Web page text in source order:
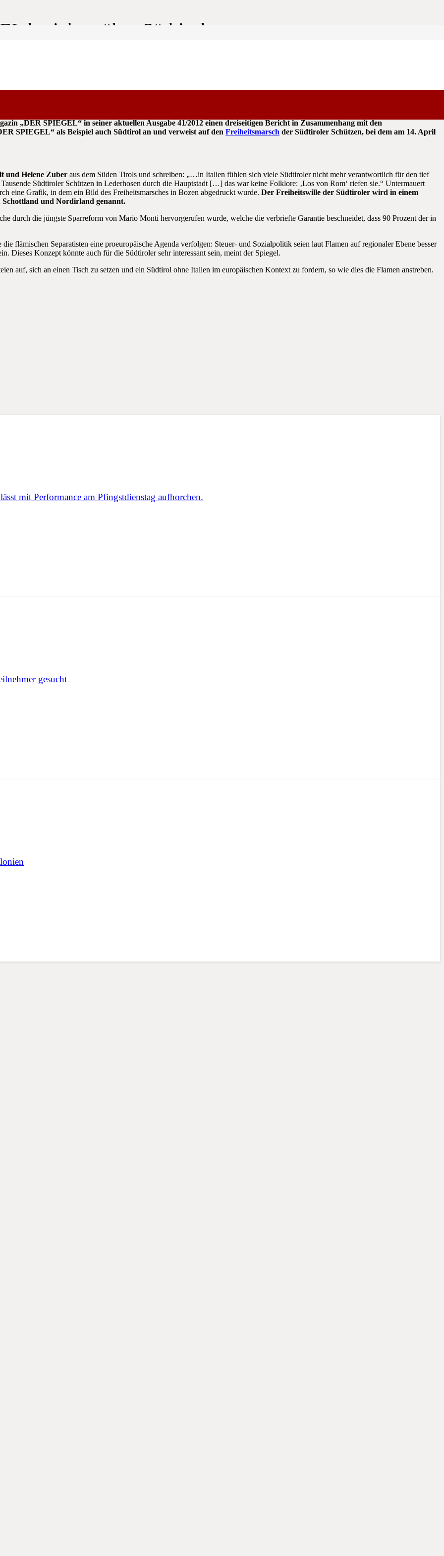
berichtet über Südtirol
„DER SPIEGEL“ in seiner aktuellen Ausgabe 41/2012 einen dreiseitigen Bericht in Zusammenhang mit den
SPIEGEL“ als Beispiel auch Südtirol an und verweist auf den Freiheitsmarsch der Südtiroler Schützen, bei dem am 14. April
und Helene Zuber aus dem Süden Tirols und schreiben: „…in Italien fühlen sich viele Südtiroler nicht mehr verantwortlich für den tief
Südtiroler Schützen in Lederhosen durch die Hauptstadt […] das war keine Folklore: ‚Los von Rom‘ riefen sie.“ Untermauert
eine Grafik, in dem ein Bild des Freiheitsmarsches in Bozen abgedruckt wurde. Der Freiheitswille der Südtiroler wird in einem
Schottland und Nordirland genannt.
durch die jüngste Sparreform von Mario Monti hervorgerufen wurde, welche die verbriefte Garantie beschneidet, dass 90 Prozent der in
die flämischen Separatisten eine proeuropäische Agenda verfolgen: Steuer- und Sozialpolitik seien laut Flamen auf regionaler Ebene besser
Dieses Konzept könnte auch für die Südtiroler sehr interessant sein, meint der Spiegel.
auf, sich an einen Tisch zu setzen und ein Südtirol ohne Italien im europäischen Kontext zu fordern, so wie dies die Flamen anstreben.
mit Performance am Pfingstdienstag aufhorchen.
gesucht